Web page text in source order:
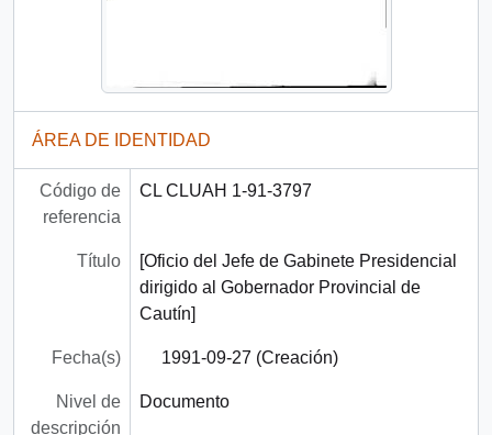
ÁREA DE IDENTIDAD
Código de
referencia
CL CLUAH 1-91-3797
Título
[Oficio del Jefe de Gabinete Presidencial
dirigido al Gobernador Provincial de
Cautín]
Fecha(s) 1991-09-27 (Creación)
Nivel de
descripción
Documento